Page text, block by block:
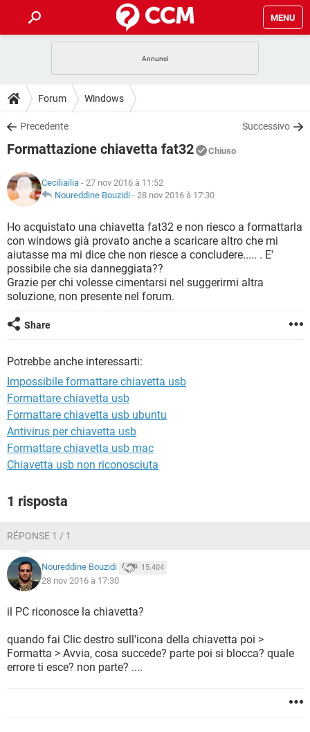
MENU
INTRATTENIMENTO
iOS
INSTAGRAM WHATSAPP
TIKTOK
HARDWARE
GUIDE
COVID-19
INSTAGRAM
TIKTOK
HARDWARE
DOWNLOAD
COVID-19 GAMING
INTRATTENIMENTO
iOS WINDOWS 10
INSTAGRAM WHATSAPP
TIKTOK FACEBOOK
HARDWARE
COVID-19
INTRATTENIMENTO
iOS WINDOWS 10
INSTAGRAM WHATSAPP
TIKTOK FACEBOOK
HARDWARE
GLOSSARIO
COVID-19 GAMING
INTRATTENIMENTO ANDROID
iOS
INSTAGRAM WHATSAPP
TIKTOK
Forum Windows
Precedente Successivo
Formattazione chiavetta fat32 Chiuso
Ceciliailia - 27 nov 2016 à 11:52
Noureddine Bouzidi - 28 nov 2016 à 17:30
Ho acquistato una chiavetta fat32 e non riesco a formattarla
con windows già provato anche a scaricare altro che mi
aiutasse ma mi dice che non riesce a concludere..... . E'
possibile che sia danneggiata??
Grazie per chi volesse cimentarsi nel suggerirmi altra
soluzione, non presente nel forum.
Share
Potrebbe anche interessarti:
Impossibile formattare chiavetta usb
Formattare chiavetta usb
Formattare chiavetta usb ubuntu
Antivirus per chiavetta usb
Formattare chiavetta usb mac
Chiavetta usb non riconosciuta
1 risposta
RÉPONSE 1 / 1
Noureddine Bouzidi 15.404
28 nov 2016 à 17:30
il PC riconosce la chiavetta?
quando fai Clic destro sull'icona della chiavetta poi >
Formatta > Avvia, cosa succede? parte poi si blocca? quale
errore ti esce? non parte? ....